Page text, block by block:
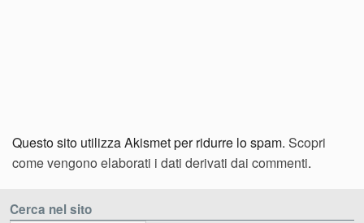
Questo sito utilizza Akismet per ridurre lo spam. Scopri
come vengono elaborati i dati derivati dai commenti.
Cerca nel sito